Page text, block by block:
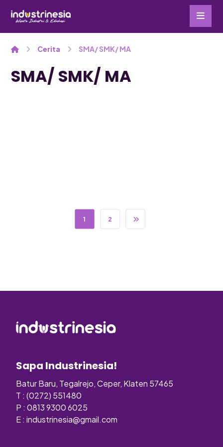
Cerita SMA/ SMK/ MA
SMA/ SMK/ MA
1 2
Sapa Industrinesia!
Batur Baru, Tegalrejo, Ceper, Klaten 57465
T : (0272) 551480
P : 0813 9300 6025
E :industrinesia@gmail.com